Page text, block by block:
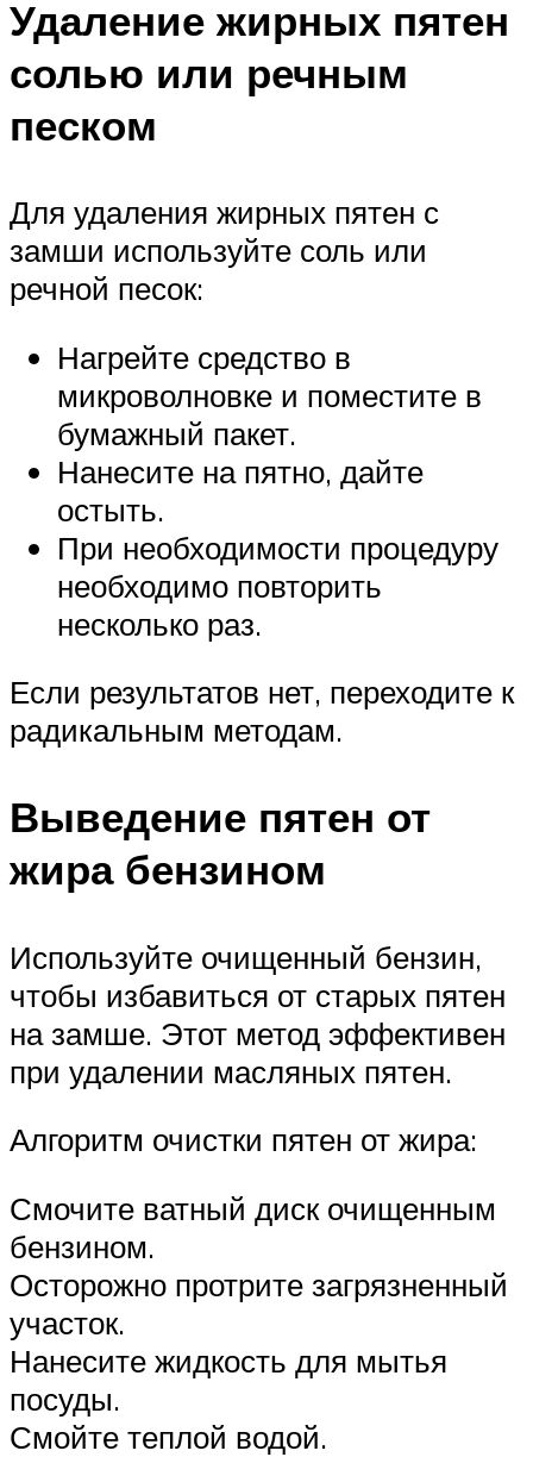
Удаление жирных пятен
солью или речным
песком
Для удаления жирных пятен с
замши используйте соль или
речной песок:
Нагрейте средство в
микроволновке и поместите в
бумажный пакет.
Нанесите на пятно, дайте
остыть.
При необходимости процедуру
необходимо повторить
несколько раз.
Если результатов нет, переходите к
радикальным методам.
Выведение пятен от
жира бензином
Используйте очищенный бензин,
чтобы избавиться от старых пятен
на замше. Этот метод эффективен
при удалении масляных пятен.
Алгоритм очистки пятен от жира:
Смочите ватный диск очищенным
бензином.
Осторожно протрите загрязненный
участок.
Нанесите жидкость для мытья
посуды.
Смойте теплой водой.